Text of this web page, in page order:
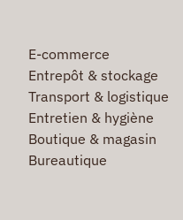
E-commerce
Entrepôt & stockage
Transport & logistique
Entretien & hygiène
Boutique & magasin
Bureautique